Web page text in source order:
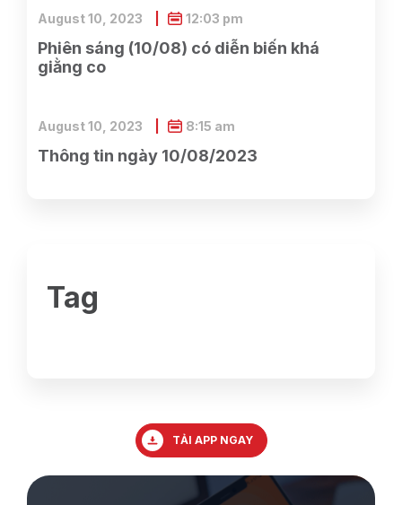
Phiên sáng (10/08) có diễn biến khá
giằng co
August 10, 2023 12:03 pm
Thông tin ngày 10/08/2023
August 10, 2023 8:15 am
Tag
TẢI APP NGAY